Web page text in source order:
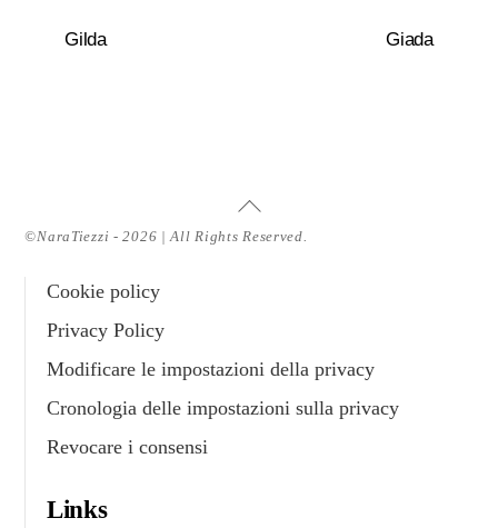
Gilda Giada
Torna
all'inizio
©NaraTiezzi - 2026 | All Rights Reserved.
Cookie policy
Privacy Policy
Modificare le impostazioni della privacy
Cronologia delle impostazioni sulla privacy
Revocare i consensi
Links